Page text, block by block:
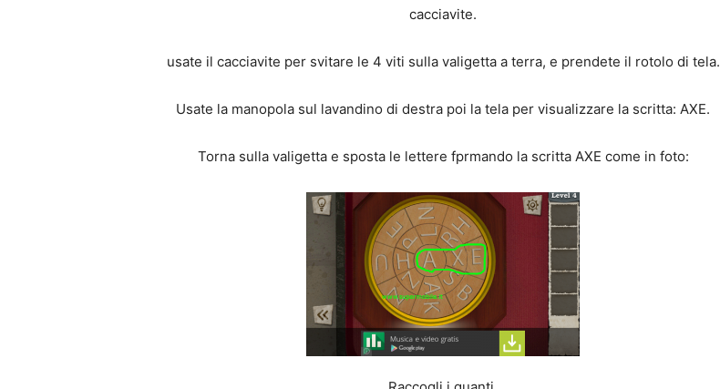
cacciavite.
usate il cacciavite per svitare le 4 viti sulla valigetta a terra, e prendete il rotolo di tela.
Usate la manopola sul lavandino di destra poi la tela per visualizzare la scritta: AXE.
Torna sulla valigetta e sposta le lettere fprmando la scritta AXE come in foto: